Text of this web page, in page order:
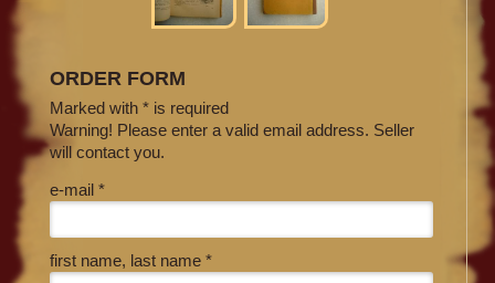
ORDER FORM
Marked with * is required
Warning! Please enter a valid email address. Seller
will contact you.
e-mail *
first name, last name *